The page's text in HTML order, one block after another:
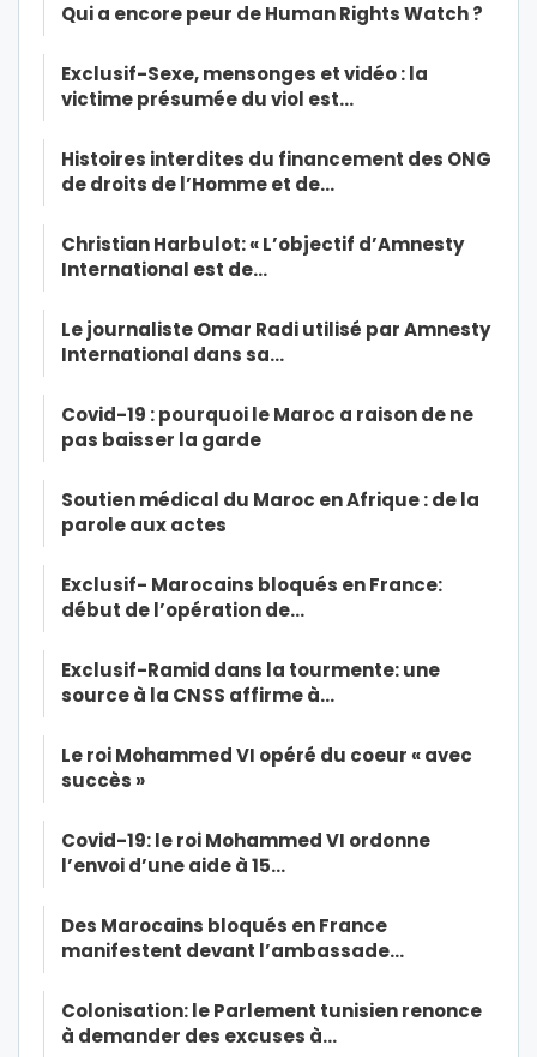
Qui a encore peur de Human Rights Watch ?
Exclusif-Sexe, mensonges et vidéo : la
victime présumée du viol est…
Histoires interdites du financement des ONG
de droits de l’Homme et de…
Christian Harbulot: « L’objectif d’Amnesty
International est de…
Le journaliste Omar Radi utilisé par Amnesty
International dans sa…
Covid-19 : pourquoi le Maroc a raison de ne
pas baisser la garde
Soutien médical du Maroc en Afrique : de la
parole aux actes
Exclusif- Marocains bloqués en France:
début de l’opération de…
Exclusif-Ramid dans la tourmente: une
source à la CNSS affirme à…
Le roi Mohammed VI opéré du coeur « avec
succès »
Covid-19: le roi Mohammed VI ordonne
l’envoi d’une aide à 15…
Des Marocains bloqués en France
manifestent devant l’ambassade…
Colonisation: le Parlement tunisien renonce
à demander des excuses à…